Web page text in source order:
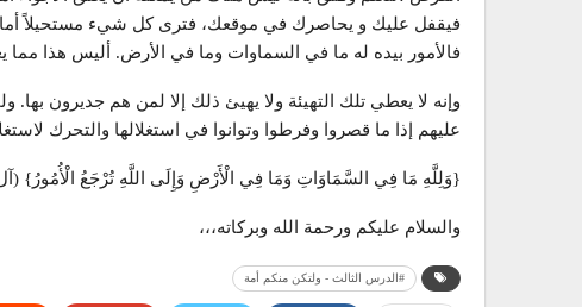
فيقفل عليك و يحاصرك في موقعك، فترى كل شيء مستحيلاً
فالأمور بيده له ما في السماوات وما في الأرض. أليس هذا
وإنه لا يعطي تلك التهيئة ولا يهيئ ذلك إلا لمن هم جديرون
عليهم إذا ما قصروا وفرطوا وتوانوا في استغلالها والتحرك
{وَلِلَّهِ مَا فِي السَّمَاوَاتِ وَمَا فِي الْأَرْضِ وَإِلَى اللَّهِ تُرْجَعُ الْأُمُورُ} (آل عمران:109) صدق
والسلام عليكم ورحمة الله وبركاته،،،
#الدرس الثالث - ولتكن منكم أمة